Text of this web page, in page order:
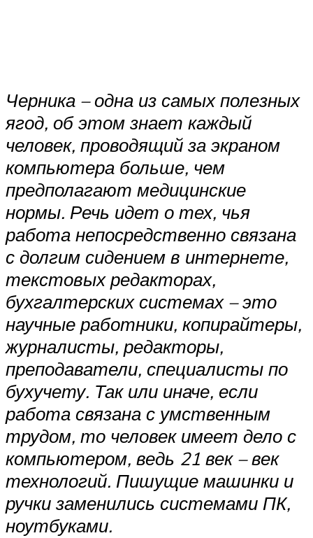
Черника – одна из самых полезных
ягод, об этом знает каждый
человек, проводящий за экраном
компьютера больше, чем
предполагают медицинские
нормы. Речь идет о тех, чья
работа непосредственно связана
с долгим сидением в интернете,
текстовых редакторах,
бухгалтерских системах – это
научные работники, копирайтеры,
журналисты, редакторы,
преподаватели, специалисты по
бухучету. Так или иначе, если
работа связана с умственным
трудом, то человек имеет дело с
компьютером, ведь 21 век – век
технологий. Пишущие машинки и
ручки заменились системами ПК,
ноутбуками.